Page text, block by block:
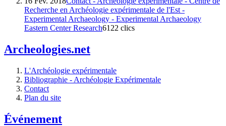
Recherche en Archéologie expérimentale de l'Est -
Experimental Archaeology - Experimental Archaeology
Eastern Center Research6122 clics
Archeologies.net
L'Archéologie expérimentale
Bibliographie - Archéologie Expérimentale
Contact
Plan du site
Événement